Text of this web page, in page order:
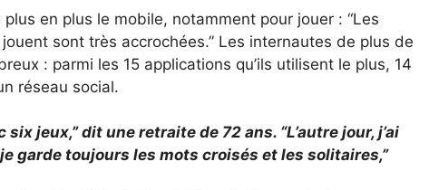
en plus le mobile, notamment pour jouer : “Les
sont très accrochées.” Les internautes de plus de
: parmi les 15 applications qu’ils utilisent le plus, 14
réseau social.
jeux,” dit une retraite de 72 ans. “L’autre jour, j’ai
garde toujours les mots croisés et les solitaires,”